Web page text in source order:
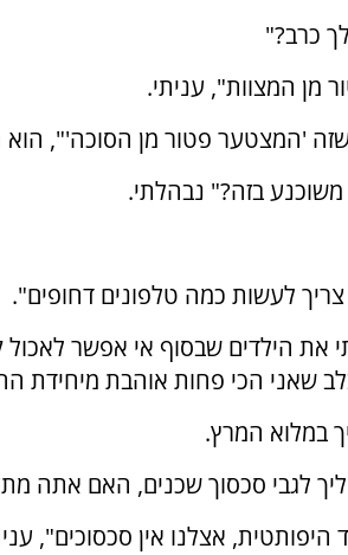
כרב?"
מן המצוות", עניתי.
'המצטער פטור מן הסוכה'", הוא
משוכנע בזה?" נבהלתי.
צריך לעשות כמה טלפונים דחופים".
את הילדים שבסוף אי אפשר
שאני הכי פחות אוהבת מיחידת
במלוא המרץ.
לגבי סכסוך שכנים, האם אתה
היפותטית, אצלנו אין סכסוכים",